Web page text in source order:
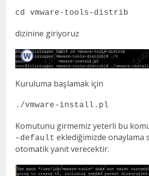
cd vmware-tools-distrib
dizinine giriyoruz
Kuruluma başlamak için
./vmware-install.pl
Komutunu girmemiz yeterli bu
–default eklediğimizde onaylama
otomatik yanıt verecektir.